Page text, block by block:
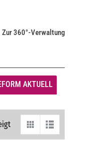
Zur 360°-Verwaltung
AKTUELL